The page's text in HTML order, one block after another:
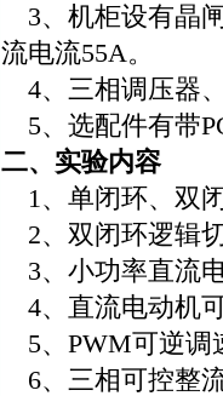
3、机柜设有晶
流电流55A。
4、三相调压器
5、选配件有带
二、实验内容
1、单闭环、双
2、双闭环逻辑
3、小功率直流
4、直流电动机
5、PWM可逆调
6、三相可控整